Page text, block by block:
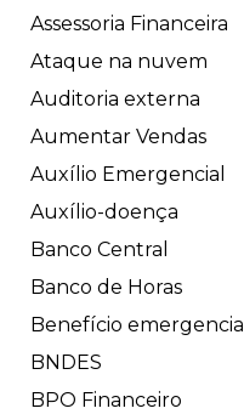
Assessoria Financeira
Ataque na nuvem
Auditoria externa
Aumentar Vendas
Auxílio Emergencial
Auxílio-doença
Banco Central
Banco de Horas
Benefício emergencial
BNDES
BPO Financeiro